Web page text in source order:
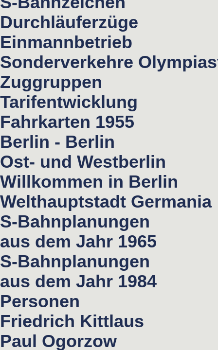
Durchläuferzüge
Einmannbetrieb
Sonderverkehre
Zuggruppen
Tarifentwicklung
Fahrkarten 1955
Berlin - Berlin
Ost- und Westberlin
Willkommen in Berlin
Welthauptstadt Germania
S-Bahnplanungen
aus dem Jahr 1965
S-Bahnplanungen
aus dem Jahr 1984
Personen
Friedrich Kittlaus
Paul Ogorzow